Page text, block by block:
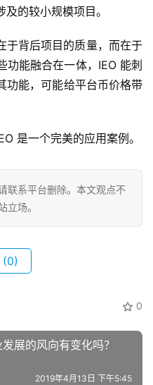
的较小规模项目。
于背后项目的质量，而在于
功能融合在一体，IEO 能刺
功能，可能给平台币价格带
是一个完美的应用案例。
联系平台删除。本文观点不
立场。
(0)
0
展的风向有变化吗？
2019年4月13日 下午5:45